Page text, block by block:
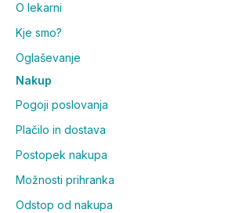
O lekarni
Kje smo?
Oglaševanje
Nakup
Pogoji poslovanja
Plačilo in dostava
Postopek nakupa
Možnosti prihranka
Odstop od nakupa